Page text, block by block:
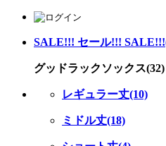
SALE!!! セール!!!
グッドラックソックス(32)
レギュラー丈(10)
ミドル丈(18)